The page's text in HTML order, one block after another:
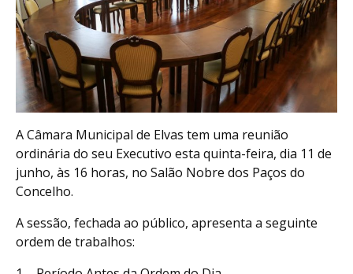
A Câmara Municipal de Elvas tem uma reunião
ordinária do seu Executivo esta quinta-feira, dia 11 de
junho, às 16 horas, no Salão Nobre dos Paços do
Concelho.
A sessão, fechada ao público, apresenta a seguinte
ordem de trabalhos: